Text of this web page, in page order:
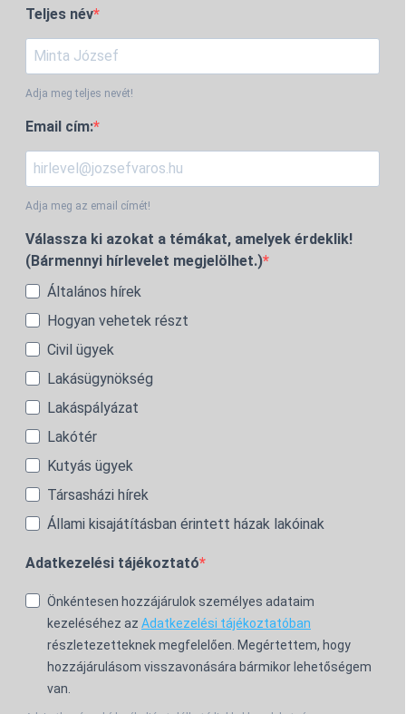
Teljes név
Adja meg teljes nevét!
Email cím:
Adja meg az email címét!
Válassza ki azokat a témákat, amelyek érdeklik!
(Bármennyi hírlevelet megjelölhet.)
Általános hírek
Hogyan vehetek részt
Civil ügyek
Lakásügynökség
Lakáspályázat
Lakótér
Kutyás ügyek
Társasházi hírek
Állami kisajátításban érintett házak lakóinak
Adatkezelési tájékoztató
Önkéntesen hozzájárulok személyes adataim
kezeléséhez az Adatkezelési tájékoztatóban
részletezetteknek megfelelően. Megértettem, hogy
hozzájárulásom visszavonására bármikor lehetőségem
van.